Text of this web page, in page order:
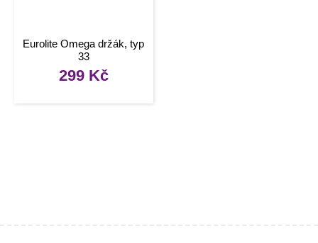
Eurolite Omega držák, typ
33
299 Kč